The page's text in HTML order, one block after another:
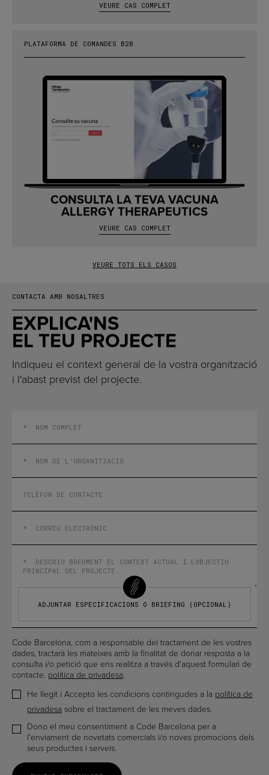
VEURE CAS COMPLET
PLATAFORMA DE COMANDES B2B
CONSULTA LA TEVA VACUNA
ALLERGY THERAPEUTICS
VEURE CAS COMPLET
VEURE TOTS ELS CASOS
CONTACTA AMB NOSALTRES
EXPLICA'NS
EL TEU PROJECTE
Indiqueu el context general de la vostra organització
i l'abast previst del projecte.
ADJUNTAR ESPECIFICACIONS O BRIEFING (OPCIONAL)
Code Barcelona, ​​com a responsable del tractament de les vostres
dades, tractarà les mateixes amb la finalitat de donar resposta a la
consulta i/o petició que ens realitza a través d'aquest formulari de
contacte. política de privadesa.
He llegit i Accepto les condicions contingudes a la política de
privadesa sobre el tractament de les meves dades.
Dono el meu consentiment a Code Barcelona per a
l'enviament de novetats comercials i/o noves promocions dels
seus productes i serveis.